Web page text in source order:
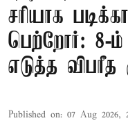
சரியாக
பெற்றோர்: 8-
எடுத்த விபரீத
Published on: 07 Aug 2026,